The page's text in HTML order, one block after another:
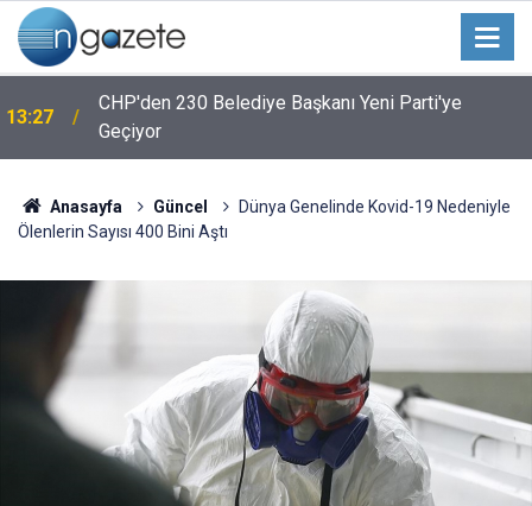
13:27
CHP'den 230 Belediye Başkanı Yeni Parti'ye
Geçiyor
Anasayfa Güncel
Dünya Genelinde Kovid-19 Nedeniyle
Ölenlerin Sayısı 400 Bini Aştı